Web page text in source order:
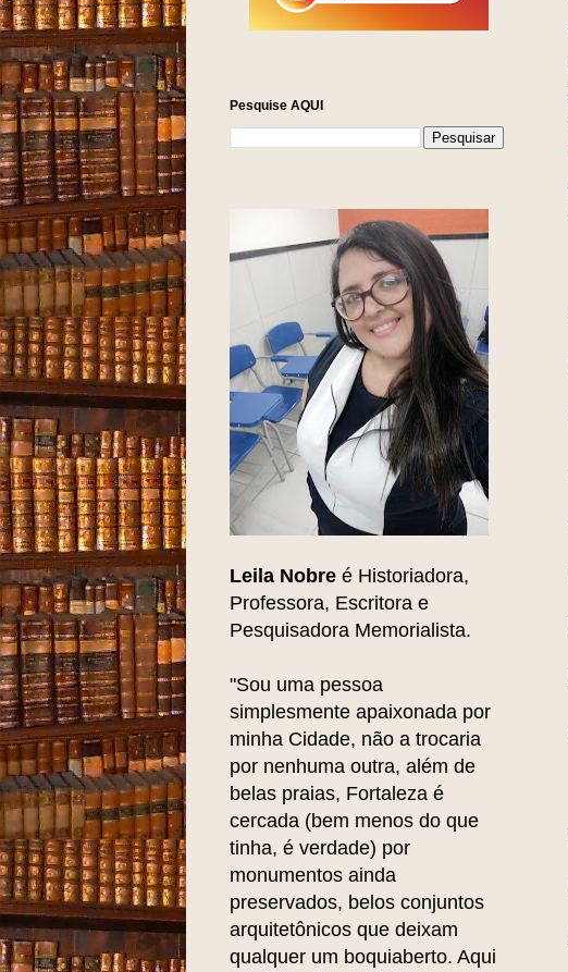
Pesquise AQUI
Leila Nobre é Historiadora,
Professora, Escritora e
Pesquisadora Memorialista.
"Sou uma pessoa
simplesmente apaixonada por
minha Cidade, não a trocaria
por nenhuma outra, além de
belas praias, Fortaleza é
cercada (bem menos do que
tinha, é verdade) por
monumentos ainda
preservados, belos conjuntos
arquitetônicos que deixam
qualquer um boquiaberto. Aqui